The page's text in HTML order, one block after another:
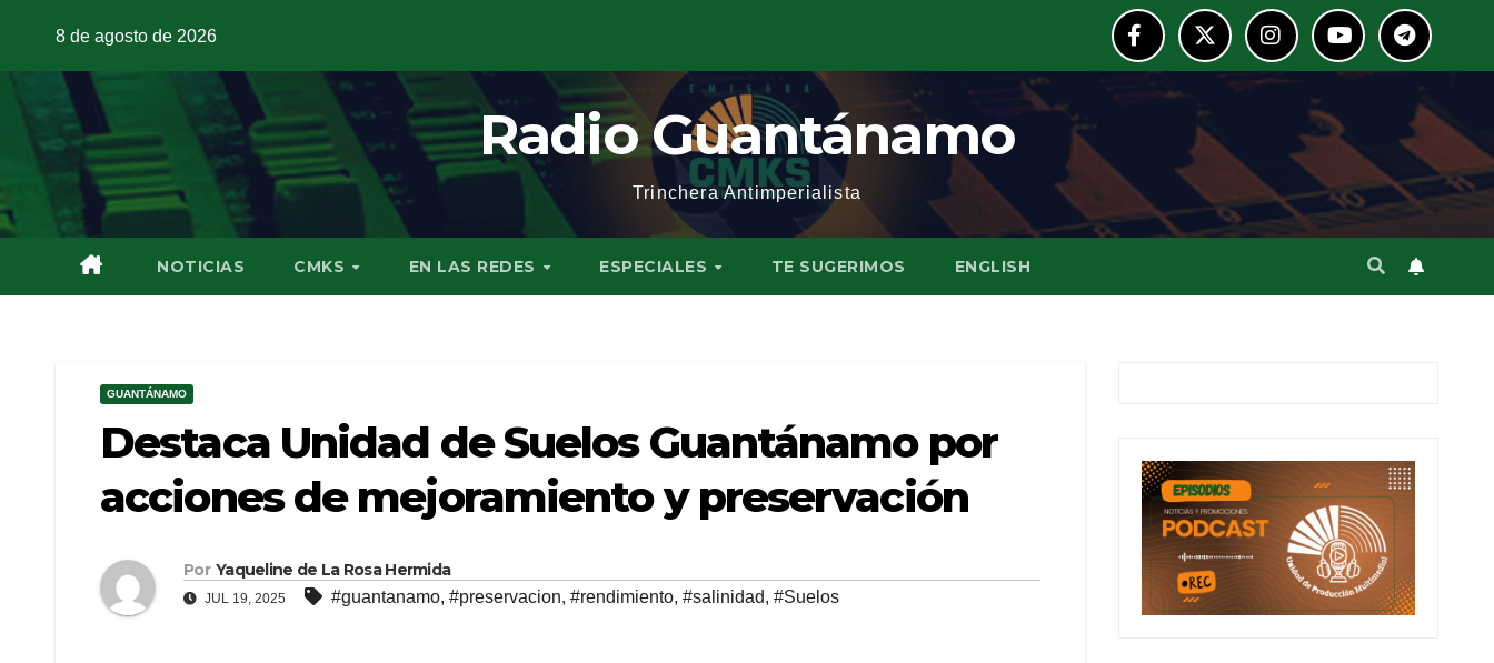
8 de agosto de 2026
Radio Guantánamo
Trinchera Antimperialista
NOTICIAS CMKS EN LAS REDES ESPECIALES TE SUGERIMOS ENGLISH
GUANTÁNAMO
Destaca Unidad de Suelos Guantánamo por
acciones de mejoramiento y preservación
Por Yaqueline de La Rosa Hermida
JUL 19, 2025 #guantanamo, #preservacion, #rendimiento, #salinidad, #Suelos